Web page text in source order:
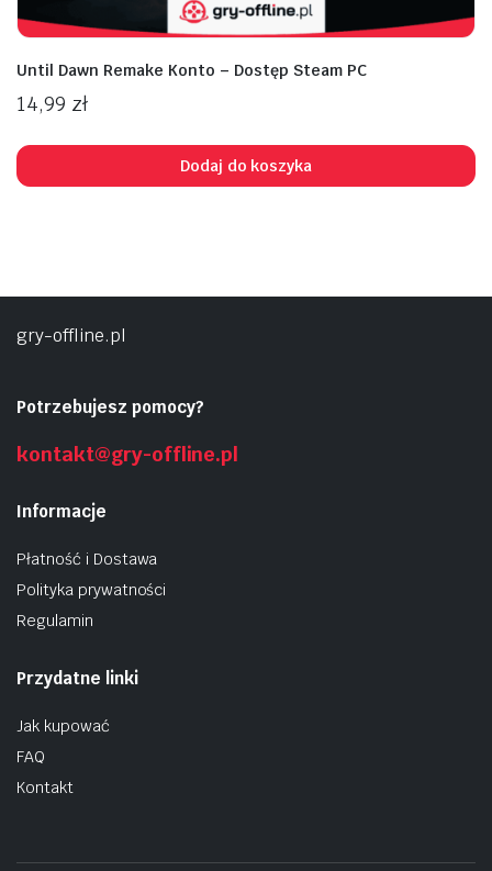
Until Dawn Remake Konto – Dostęp Steam PC
14,99 zł
Dodaj do koszyka
gry-offline.pl
Potrzebujesz pomocy?
kontakt@gry-offline.pl
Informacje
Płatność i Dostawa
Polityka prywatności
Regulamin
Przydatne linki
Jak kupować
FAQ
Kontakt